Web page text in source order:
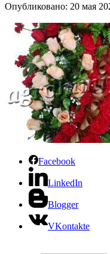
Опубликовано: 20 мая
Facebook
LinkedIn
Blogger
VKontakte